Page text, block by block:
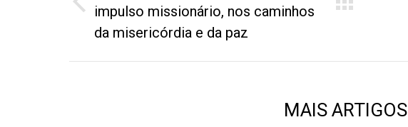
post:
Post
anterior:
impulso missionário, nos caminhos
da misericórdia e da paz
MAIS ARTIGOS